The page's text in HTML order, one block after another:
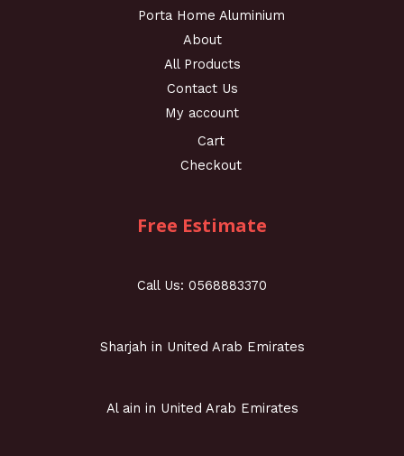
Porta Home Aluminium
About
All Products
Contact Us
My account
Cart
Checkout
Free Estimate
Call Us: 0568883370
Sharjah in United Arab Emirates
Al ain in United Arab Emirates